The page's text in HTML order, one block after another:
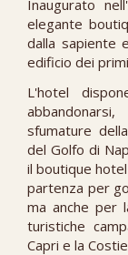
Inaugurato
elegante
dalla sapiente
edificio dei
L'hotel
sfumature
del Golfo di
il boutique
partenza per
ma anche per
turistiche
Capri e la